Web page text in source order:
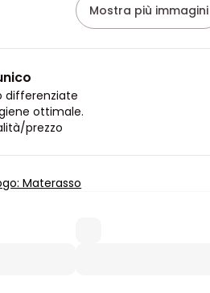
Mostra più immagini
differenziate
ottimale.
prezzo
Materasso